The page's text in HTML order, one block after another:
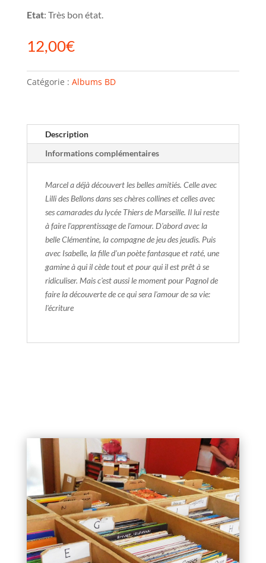
Etat: Très bon état.
12,00€
Catégorie : Albums BD
Description
Informations complémentaires
Marcel a déjà découvert les belles amitiés. Celle avec
Lilli des Bellons dans ses chères collines et celles avec
ses camarades du lycée Thiers de Marseille. Il lui reste
à faire l'apprentissage de l'amour. D'abord avec la
belle Clémentine, la compagne de jeu des jeudis. Puis
avec Isabelle, la fille d'un poète fantasque et raté, une
gamine à qui il cède tout et pour qui il est prêt à se
ridiculiser. Mais c'est aussi le moment pour Pagnol de
faire la découverte de ce qui sera l'amour de sa vie:
l'écriture